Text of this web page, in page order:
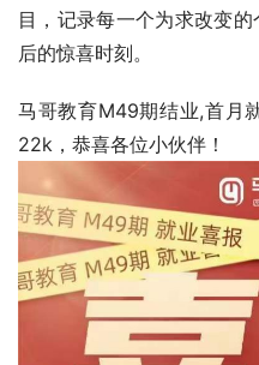
目，记录每一个为求改变
后的惊喜时刻。
马哥教育M49期结业,首月
22k，恭喜各位小伙伴！